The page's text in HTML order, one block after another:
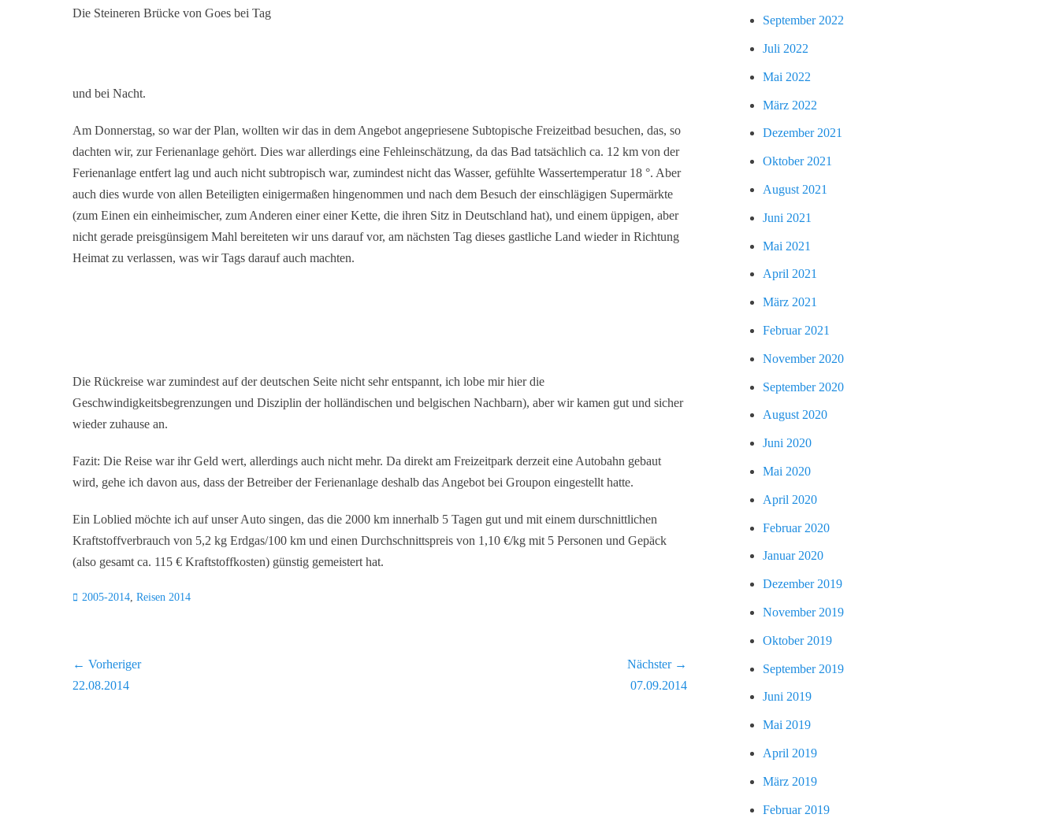
Die Steineren Brücke von Goes bei Tag
und bei Nacht.
Am Donnerstag, so war der Plan, wollten wir das in dem Angebot angepriesene Subtopische Freizeitbad besuchen, das, so
dachten wir, zur Ferienanlage gehört. Dies war allerdings eine Fehleinschätzung, da das Bad tatsächlich ca. 12 km von der
Ferienanlage entfert lag und auch nicht subtropisch war, zumindest nicht das Wasser, gefühlte Wassertemperatur 18 °. Aber
auch dies wurde von allen Beteiligten einigermaßen hingenommen und nach dem Besuch der einschlägigen Supermärkte
(zum Einen ein einheimischer, zum Anderen einer einer Kette, die ihren Sitz in Deutschland hat), und einem üppigen, aber
nicht gerade preisgünsigem Mahl bereiteten wir uns darauf vor, am nächsten Tag dieses gastliche Land wieder in Richtung
Heimat zu verlassen, was wir Tags darauf auch machten.
Die Rückreise war zumindest auf der deutschen Seite nicht sehr entspannt, ich lobe mir hier die
Geschwindigkeitsbegrenzungen und Disziplin der holländischen und belgischen Nachbarn), aber wir kamen gut und sicher
wieder zuhause an.
Fazit: Die Reise war ihr Geld wert, allerdings auch nicht mehr. Da direkt am Freizeitpark derzeit eine Autobahn gebaut
wird, gehe ich davon aus, dass der Betreiber der Ferienanlage deshalb das Angebot bei Groupon eingestellt hatte.
Ein Loblied möchte ich auf unser Auto singen, das die 2000 km innerhalb 5 Tagen gut und mit einem durschnittlichen
Kraftstoffverbrauch von 5,2 kg Erdgas/100 km und einen Durchschnittspreis von 1,10 €/kg mit 5 Personen und Gepäck
(also gesamt ca. 115 € Kraftstoffkosten) günstig gemeistert hat.
Kategorien
2005-2014, Reisen 2014
Beitragsnavigation
← Vorheriger
Vorheriger
22.08.2014
Nächster →
07.09.2014
September 2022
Juli 2022
Mai 2022
März 2022
Dezember 2021
Oktober 2021
August 2021
Juni 2021
Mai 2021
April 2021
März 2021
Februar 2021
November 2020
September 2020
August 2020
Juni 2020
Mai 2020
April 2020
Februar 2020
Januar 2020
Dezember 2019
November 2019
Oktober 2019
September 2019
Juni 2019
Mai 2019
April 2019
März 2019
Februar 2019